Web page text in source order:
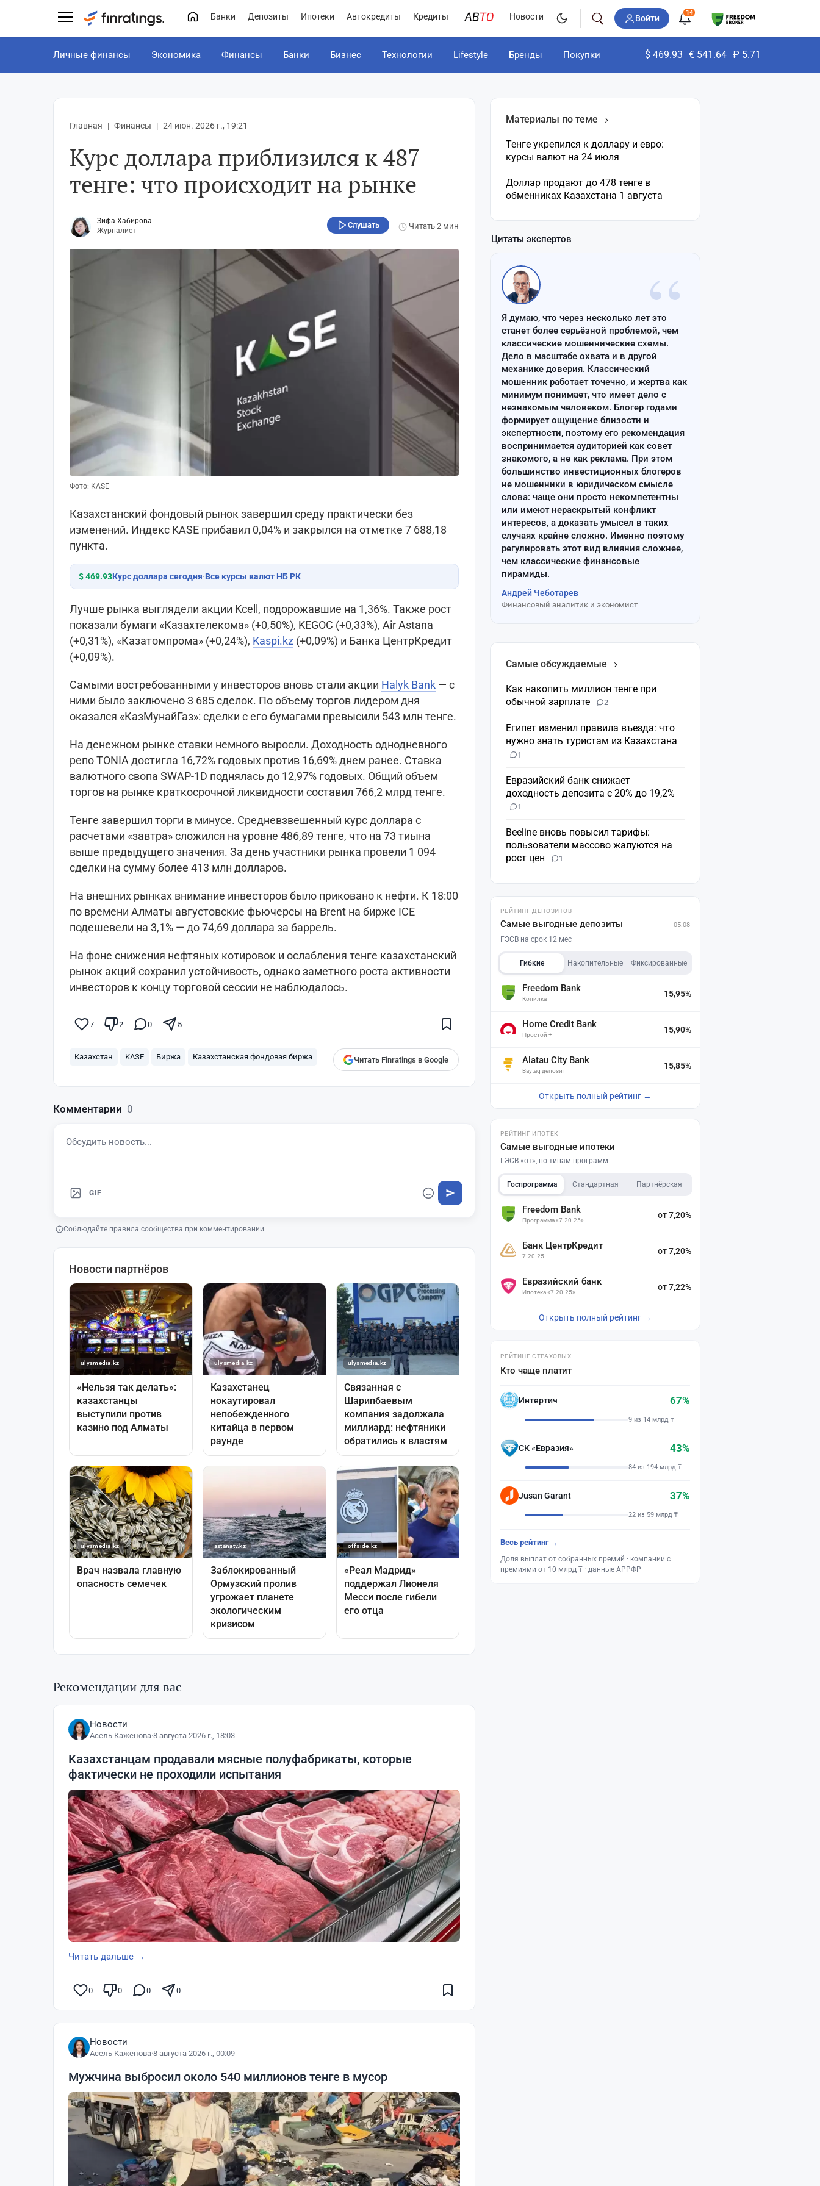
Банки Депозиты Ипотеки Автокредиты Кредиты Новости Войти
14
Личные финансы Экономика Финансы Банки Бизнес Технологии Lifestyle Бренды Покупки $ 469.93 € 541.64 ₽ 5.71
Главная Финансы 24 июн. 2026 г., 19:21
Курс доллара приблизился к 487
тенге: что происходит на рынке
Зифа Хабирова
Журналист
Слушать Читать2 мин
Фото: KASE
Казахстанский фондовый рынок завершил среду практически без
изменений. Индекс KASE прибавил 0,04% и закрылся на отметке 7 688,18
пункта.
$ 469.93Курс доллара сегодня·Все курсы валют НБ РК
Лучше рынка выглядели акции Kcell, подорожавшие на 1,36%. Также рост
показали бумаги «Казахтелекома» (+0,50%), KEGOC (+0,33%), Air Astana
(+0,31%), «Казатомпрома» (+0,24%), Kaspi.kz (+0,09%) и Банка ЦентрКредит
(+0,09%).
Самыми востребованными у инвесторов вновь стали акции Halyk Bank — с
ними было заключено 3 685 сделок. По объему торгов лидером дня
оказался «КазМунайГаз»: сделки с его бумагами превысили 543 млн тенге.
На денежном рынке ставки немного выросли. Доходность однодневного
репо TONIA достигла 16,72% годовых против 16,69% днем ранее. Ставка
валютного свопа SWAP-1D поднялась до 12,97% годовых. Общий объем
торгов на рынке краткосрочной ликвидности составил 766,2 млрд тенге.
Тенге завершил торги в минусе. Средневзвешенный курс доллара с
расчетами «завтра» сложился на уровне 486,89 тенге, что на 73 тиына
выше предыдущего значения. За день участники рынка провели 1 094
сделки на сумму более 413 млн долларов.
На внешних рынках внимание инвесторов было приковано к нефти. К 18:00
по времени Алматы августовские фьючерсы на Brent на бирже ICE
подешевели на 3,1% — до 74,69 доллара за баррель.
На фоне снижения нефтяных котировок и ослабления тенге казахстанский
рынок акций сохранил устойчивость, однако заметного роста активности
инвесторов к концу торговой сессии не наблюдалось.
7 2 0 5
Казахстан KASE Биржа Казахстанская фондовая биржа Читать Finratings в Google
Finratings.kz
Комментарии 0
GIF
Соблюдайте правила сообщества при комментировании
Рекомендации для вас
Новости
Асель Каженова·8 августа 2026 г., 18:03
Казахстанцам продавали мясные полуфабрикаты, которые
фактически не проходили испытания
Читать дальше →
0 0 0 0
Новости
Асель Каженова·8 августа 2026 г., 00:09
Мужчина выбросил около 540 миллионов тенге в мусор
Материалы по теме
Тенге укрепился к доллару и евро:
курсы валют на 24 июля
Доллар продают до 478 тенге в
обменниках Казахстана 1 августа
Цитаты экспертов
“
Я думаю, что через несколько лет это
станет более серьёзной проблемой, чем
классические мошеннические схемы.
Дело в масштабе охвата и в другой
механике доверия. Классический
мошенник работает точечно, и жертва как
минимум понимает, что имеет дело с
незнакомым человеком. Блогер годами
формирует ощущение близости и
экспертности, поэтому его рекомендация
воспринимается аудиторией как совет
знакомого, а не как реклама. При этом
большинство инвестиционных блогеров
не мошенники в юридическом смысле
слова: чаще они просто некомпетентны
или имеют нераскрытый конфликт
интересов, а доказать умысел в таких
случаях крайне сложно. Именно поэтому
регулировать этот вид влияния сложнее,
чем классические финансовые
пирамиды.
Андрей Чеботарев
Финансовый аналитик и экономист
Самые обсуждаемые
Как накопить миллион тенге при
обычной зарплате
2
Египет изменил правила въезда: что
нужно знать туристам из Казахстана
1
Евразийский банк снижает
доходность депозита с 20% до 19,2%
1
Beeline вновь повысил тарифы:
пользователи массово жалуются на
рост цен
1
РЕЙТИНГ ДЕПОЗИТОВ
Самые выгодные депозиты 05.08
ГЭСВ на срок 12 мес
Гибкие Накопительные Фиксированные
Freedom Bank
Копилка
15,95%
Home Credit Bank
Простой +
15,90%
Alatau City Bank
Baytaq депозит
15,85%
Открыть полный рейтинг →
РЕЙТИНГ ИПОТЕК
Самые выгодные ипотеки
ГЭСВ «от», по типам программ
Госпрограмма Стандартная Партнёрская
Freedom Bank
Программа «7-20-25»
от 7,20%
Банк ЦентрКредит
7-20-25
от 7,20%
Евразийский банк
Ипотека «7-20-25»
от 7,22%
Открыть полный рейтинг →
РЕЙТИНГ СТРАХОВЫХ
Кто чаще платит
Интертич 67%
9 из 14 млрд ₸
СК «Евразия» 43%
84 из 194 млрд ₸
Jusan Garant 37%
22 из 59 млрд ₸
Весь рейтинг →
Доля выплат от собранных премий · компании с
премиями от 10 млрд ₸ · данные АРРФР